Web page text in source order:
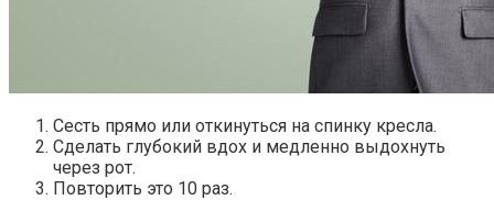
Сесть прямо или откинуться на спинку кресла.
Сделать глубокий вдох и медленно выдохнуть
через рот.
Повторить это 10 раз.